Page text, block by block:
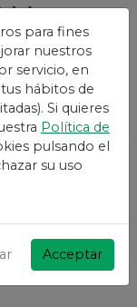
Y
la
bajo el nombre
y bajo
web
y
los
La Plataforma
para fines
nuestros
servicio, en
hábitos de
Si quieres
Política de
pulsando el
su uso
Acceptar